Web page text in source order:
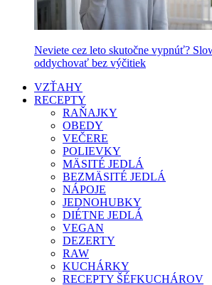
Neviete cez leto skutočne vypnúť?
oddychovať bez výčitiek
VZŤAHY
RECEPTY
RAŇAJKY
OBEDY
VEČERE
POLIEVKY
MÄSITÉ JEDLÁ
BEZMÄSITÉ JEDLÁ
NÁPOJE
JEDNOHUBKY
DIÉTNE JEDLÁ
VEGAN
DEZERTY
RAW
KUCHÁRKY
RECEPTY ŠÉFKUCHÁROV